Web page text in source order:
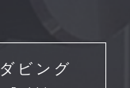
ダビング